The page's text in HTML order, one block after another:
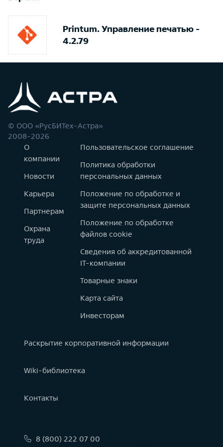
Printum. Управление печатью -
4.2.79
© ООО «РусБИТех-Астра»
2008-2026
О
компании
Новости
Карьера
Партнерам
Охрана
труда
Пользовательское соглашение
Политика обработки
персональных данных
Положение по обработке и
защите персональных данных
Положение по обработке
файлов cookie
Сведения об аккредитованной
IT-компании
Товарные знаки
Карта сайта
Инвесторам
Раскрытие корпоративной информации
Wiki-библиотека
Контакты
8 (800) 222 07 00